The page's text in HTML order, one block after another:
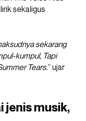
sekaligus
sekarang
kumpul, Tapi
Tears.” ujar
jenis musik,